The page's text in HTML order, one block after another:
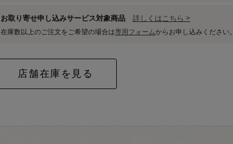
お取り寄せ申し込みサービス対象商品 詳しくはこちら >
在庫数以上のご注文をご希望の場合は専用フォームからお申し込みください。